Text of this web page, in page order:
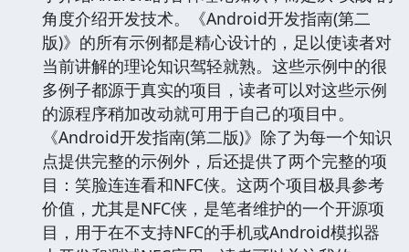
角度介绍开发技术。《Android开发指南(第二
版)》的所有示例都是精心设计的，足以使读者对
当前讲解的理论知识驾轻就熟。这些示例中的很
多例子都源于真实的项目，读者可以对这些示例
的源程序稍加改动就可用于自己的项目中。
《Android开发指南(第二版)》除了为每一个知识
点提供完整的示例外，后还提供了两个完整的项
目：笑脸连连看和NFC侠。这两个项目极具参考
价值，尤其是NFC侠，是笔者维护的一个开源项
目，用于在不支持NFC的手机或Android模拟器